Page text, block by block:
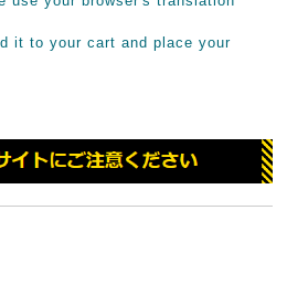
it to your cart and place your